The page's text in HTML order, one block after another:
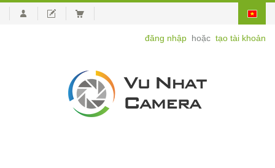
đăng nhập hoặc tạo tài khoản